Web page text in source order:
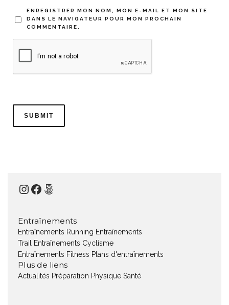
ENREGISTRER MON NOM, MON E-MAIL ET MON SITE
DANS LE NAVIGATEUR POUR MON PROCHAIN
COMMENTAIRE.
Instagram
Facebook
500px
Entraînements
Entraînements Running Entraînements
Trail
Entraînements Cyclisme
Entraînements Fitness Plans d'entraînements
Plus de liens
Actualités Préparation Physique Santé